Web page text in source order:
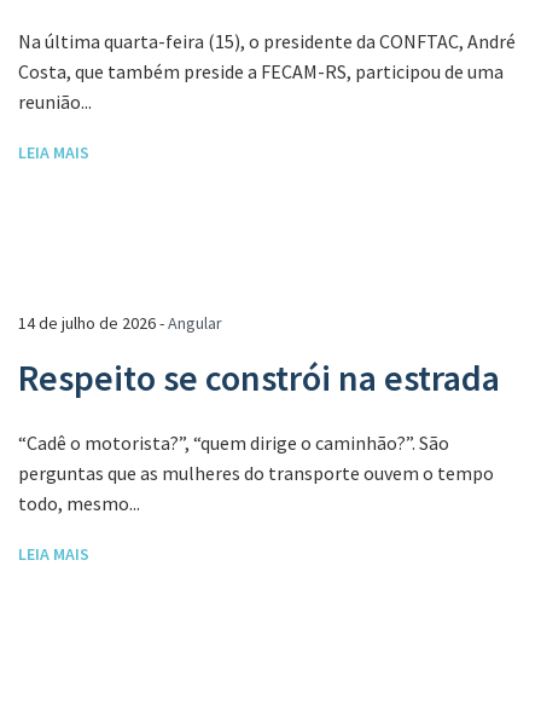
Na última quarta-feira (15), o presidente da CONFTAC, André
Costa, que também preside a FECAM-RS, participou de uma
reunião...
LEIA MAIS
14 de julho de 2026 -Angular
Respeito se constrói na estrada
“Cadê o motorista?”, “quem dirige o caminhão?”. São
perguntas que as mulheres do transporte ouvem o tempo
todo, mesmo...
LEIA MAIS